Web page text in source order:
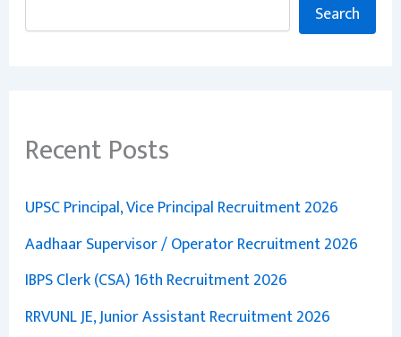
Search
Recent Posts
UPSC Principal, Vice Principal Recruitment 2026
Aadhaar Supervisor / Operator Recruitment 2026
IBPS Clerk (CSA) 16th Recruitment 2026
RRVUNL JE, Junior Assistant Recruitment 2026